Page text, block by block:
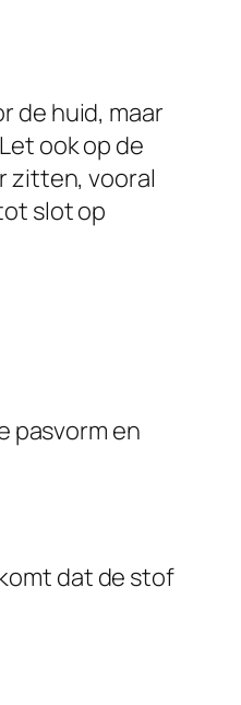
de huid, maar
ook op de
zitten, vooral
slot op
pasvorm en
dat de stof